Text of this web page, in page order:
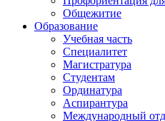
Общежитие
Образование
Учебная часть
Специалитет
Магистратура
Студентам
Ординатура
Аспирантура
Международный